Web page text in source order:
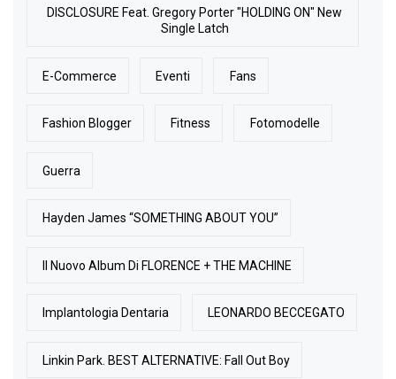
DISCLOSURE Feat. Gregory Porter "HOLDING ON" New
Single Latch
E-Commerce Eventi Fans
Fashion Blogger Fitness Fotomodelle
Guerra
Hayden James “SOMETHING ABOUT YOU”
Il Nuovo Album Di FLORENCE + THE MACHINE
Implantologia Dentaria LEONARDO BECCEGATO
Linkin Park. BEST ALTERNATIVE: Fall Out Boy